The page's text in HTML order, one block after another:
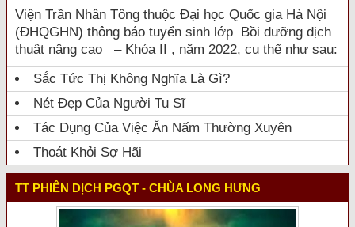
Viện Trần Nhân Tông thuộc Đại học Quốc gia Hà Nội
(ĐHQGHN) thông báo tuyển sinh lớp Bồi dưỡng dịch
thuật nâng cao – Khóa II , năm 2022, cụ thể như sau:
Sắc Tức Thị Không Nghĩa Là Gì?
Nét Đẹp Của Người Tu Sĩ
Tác Dụng Của Việc Ăn Nấm Thường Xuyên
Thoát Khỏi Sợ Hãi
TT PHIÊN DỊCH PGQT - CHÙA LONG HƯNG